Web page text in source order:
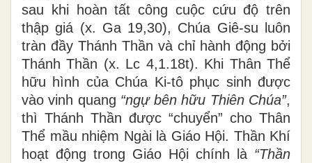
sau khi hoàn tất công cuộc cứu độ trên
thập giá (x. Ga 19,30), Chúa Giê-su luôn
tràn đầy Thánh Thần và chỉ hành động bởi
Thánh Thần (x. Lc 4,1.18t). Khi Thân Thể
hữu hình của Chúa Ki-tô phục sinh được
vào vinh quang “ngựbên hữu Thiên Chúa”,
thì Thánh Thần được “chuyển” cho Thân
Thể mầu nhiệm Ngài là Giáo Hội. Thần Khí
hoạt động trong Giáo Hội chính là “Thần